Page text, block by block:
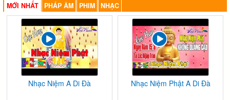
MỚI NHẤT PHÁP ÂM PHIM NHẠC
Nhạc Niệm A Di Đà Nhạc Niệm Phật A Di Đà